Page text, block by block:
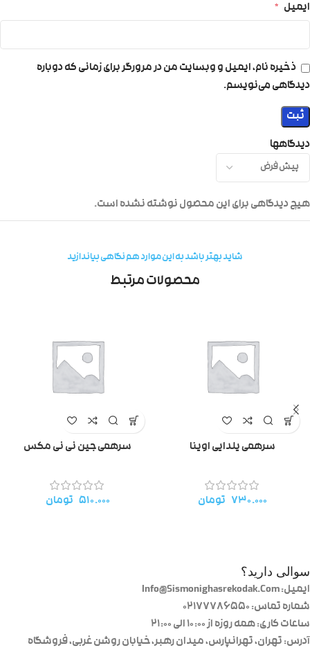
دیدگاهها
هیچ دیدگاهی برای این محصول نوشته نشده است.
ایمیل *
ذخیره نام، ایمیل و وبسایت من در مرورگر برای زمانی که دوباره
دیدگاهی می‌نویسم.
شاید بهتر باشد به این موارد هم نگاهی بیاندازید
محصولات مرتبط
سرهمی یلدایی اوینا
۷۳۰.۰۰۰ تومان
سرهمی جین نی نی مکس
۵۱۰.۰۰۰ تومان
سوالی دارید؟
ایمیل: Info@Sismonighasrekodak.Com
شماره تماس: 02177786550
ساعات کاری: همه روزه از ۱۰:۰۰ الی ۲۱:۰۰
آدرس: تهران، تهرانپارس، میدان رهبر، خیابان روشن غربی، فروشگاه